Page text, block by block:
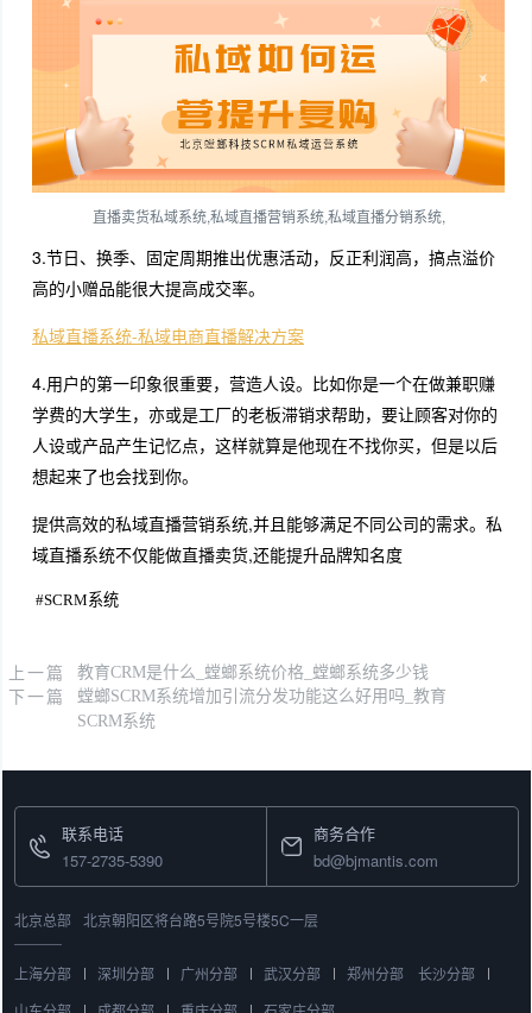
直播卖货私域系统,私域直播营销系统,私域直播分销系统,
3.节日、换季、固定周期推出优惠活动，反正利润高，搞点溢价
高的小赠品能很大提高成交率。
私域直播系统-私域电商直播解决方案
4.用户的第一印象很重要，营造人设。比如你是一个在做兼职赚
学费的大学生，亦或是工厂的老板滞销求帮助，要让顾客对你的
人设或产品产生记忆点，这样就算是他现在不找你买，但是以后
想起来了也会找到你。
提供高效的私域直播营销系统,并且能够满足不同公司的需求。私
域直播系统不仅能做直播卖货,还能提升品牌知名度
#SCRM系统
上一篇 教育CRM是什么_螳螂系统价格_螳螂系统多少钱
下一篇
螳螂SCRM系统增加引流分发功能这么好用吗_教育
SCRM系统
联系电话
157-2735-5390
商务合作
bd@bjmantis.com
北京总部 北京朝阳区将台路5号院5号楼5C一层
上海分部 深圳分部 广州分部 武汉分部 郑州分部
长沙分部